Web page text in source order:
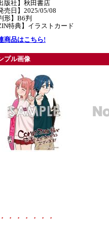
・・・・・・
版社】秋田書店
売日】2025/05/08
形】B6判
特典】イラストカード
商品はこちら!
プル画像